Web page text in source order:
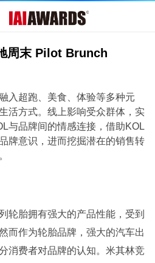
周末 Pilot Brunch
入超跑、美食、体验等多种元
活方式。线上影响受众群体，实
与品牌间的情感连接，借助KOL
牌意识，进而挖掘潜在的销售转
轮胎拥有强大的产品性能，受到
而作为轮胎品牌，强大的汽车出
消费者对品牌的认知。米其林竞